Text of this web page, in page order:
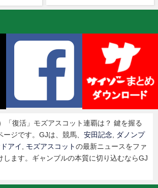
「復活」モズアスコット連覇は？ 鍵を握る
ジです。GJは、競馬、 安田記念, ダノンプ
アイ, モズアスコットの最新ニュースをファ
します。ギャンブルの本質に切り込むならGJ